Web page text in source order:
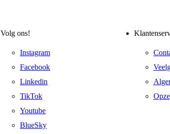
Volg ons!
Instagram
Facebook
Linkedin
TikTok
Youtube
BlueSky